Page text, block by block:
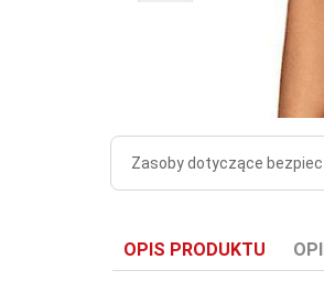
Zasoby dotyczące
OPIS PRODUKTU